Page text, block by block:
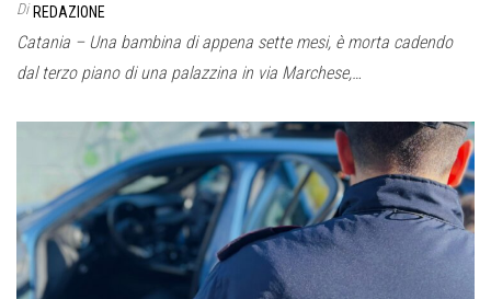
Di REDAZIONE
Catania – Una bambina di appena sette mesi, è morta cadendo
dal terzo piano di una palazzina in via Marchese,…